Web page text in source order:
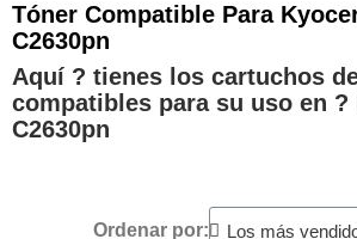
Tóner Compatible Para
C2630pn
Aquí ? tienes los cartuchos
compatibles para su uso en ?️
C2630pn
Ordenar por: